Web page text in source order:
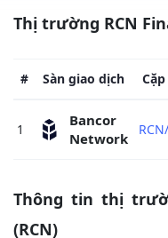
Thị trường RCN
# Sàn giao dịch Cặp
1
Bancor
Network
Thông tin thị
(RCN)